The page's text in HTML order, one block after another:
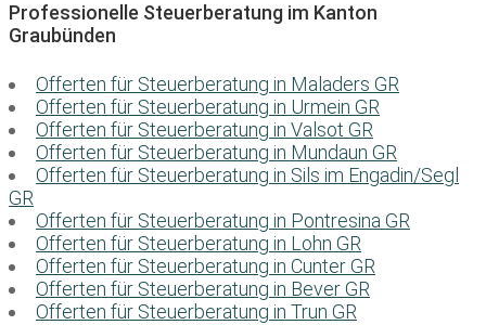
Professionelle Steuerberatung im Kanton
Graubünden
Offerten für Steuerberatung in Maladers GR
Offerten für Steuerberatung in Urmein GR
Offerten für Steuerberatung in Valsot GR
Offerten für Steuerberatung in Mundaun GR
Offerten für Steuerberatung in Sils im Engadin/Segl
GR
Offerten für Steuerberatung in Pontresina GR
Offerten für Steuerberatung in Lohn GR
Offerten für Steuerberatung in Cunter GR
Offerten für Steuerberatung in Bever GR
Offerten für Steuerberatung in Trun GR